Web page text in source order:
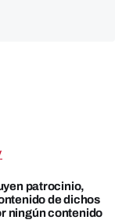
patrocinio,
de dichos
ningún contenido